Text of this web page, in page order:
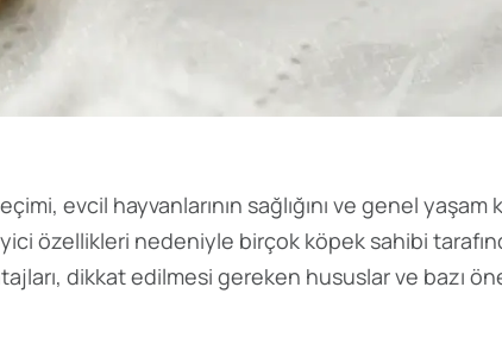
evcil hayvanlarının sağlığını ve genel yaşam
özellikleri nedeniyle birçok köpek sahibi
dikkat edilmesi gereken hususlar ve bazı